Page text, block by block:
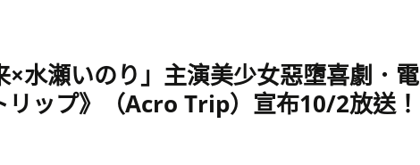
水瀬いのり」主演美少女惡墮喜劇．電
リップ》（Acro Trip）宣布10/2放送！